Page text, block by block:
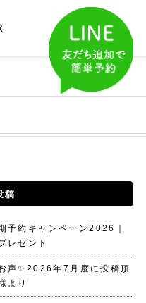
稿
予約キャンペーン2026｜
レゼント
声✨2026年7月度に投稿頂
より